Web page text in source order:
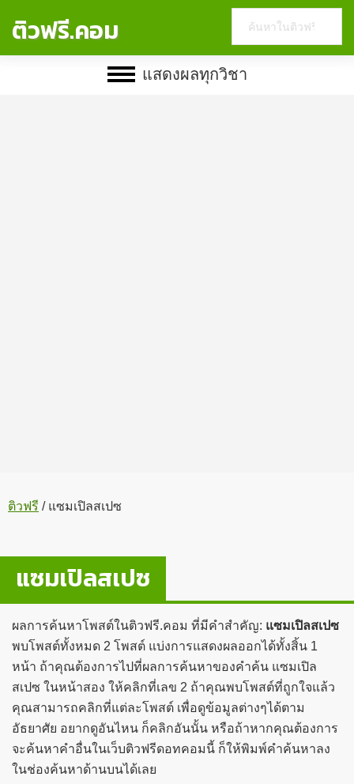
ติวฟรี.คอม
website
แสดงผลทุกวิชา
ติวฟรี /แซมเปิลสเปซ
แซมเปิลสเปซ
ผลการค้นหาโพสต์ในติวฟรี.คอม ที่มีคำสำคัญ: แซมเปิลสเปซ
พบโพสต์ทั้งหมด 2 โพสต์ แบ่งการแสดงผลออกได้ทั้งสิ้น 1
หน้า ถ้าคุณต้องการไปที่ผลการค้นหาของคำค้น แซมเปิล
สเปซ ในหน้าสอง ให้คลิกที่เลข 2 ถ้าคุณพบโพสต์ที่ถูกใจแล้ว
คุณสามารถคลิกที่แต่ละโพสต์ เพื่อดูข้อมูลต่างๆได้ตาม
อัธยาศัย อยากดูอันไหน ก็คลิกอันนั้น หรือถ้าหากคุณต้องการ
จะค้นหาคำอื่นในเว็บติวฟรีดอทคอมนี้ ก็ให้พิมพ์คำค้นหาลง
ในช่องค้นหาด้านบนได้เลย